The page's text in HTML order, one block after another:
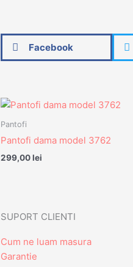
Facebook
Pantofi
Pantofi dama model 3762
299,00lei
SUPORT CLIENTI
Cum ne luam masura
Garantie